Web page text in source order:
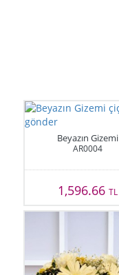
Beyazın Gizemi
AR0004
1,596.66TL